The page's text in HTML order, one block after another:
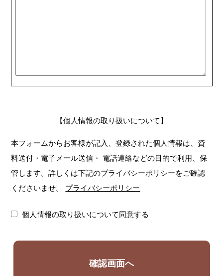
【個人情報の取り扱いについて】
本フォームからお客様が記入、登録された個人情報は、資
料送付・電子メール送信・ 電話連絡などの目的で利用、保
管します。詳しくは下記のプライバシーポリシーをご確認
くださいませ。
プライバシーポリシー
個人情報の取り扱いについて同意する